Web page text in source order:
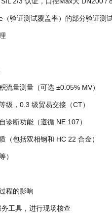
验证测试覆盖率）的部分验证测
流量测量（可选 ±0.05% MV）
级，0.3 级贸易交接（CT）
诊断功能（遵循 NE 107）
（包括双相钢和 HC 22 合金）
）
程的影响
工具，进行现场核查